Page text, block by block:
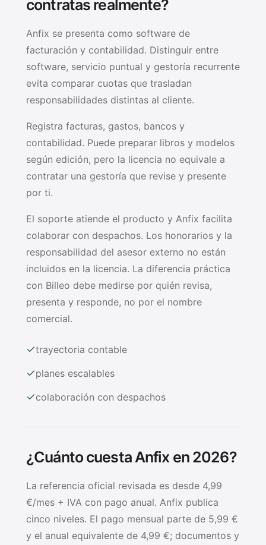
contratas realmente?
Anfix se presenta como software de
facturación y contabilidad. Distinguir entre
software, servicio puntual y gestoría recurrente
evita comparar cuotas que trasladan
responsabilidades distintas al cliente.
Registra facturas, gastos, bancos y
contabilidad. Puede preparar libros y modelos
según edición, pero la licencia no equivale a
contratar una gestoría que revise y presente
por ti.
El soporte atiende el producto y Anfix facilita
colaborar con despachos. Los honorarios y la
responsabilidad del asesor externo no están
incluidos en la licencia. La diferencia práctica
con Billeo debe medirse por quién revisa,
presenta y responde, no por el nombre
comercial.
trayectoria contable
planes escalables
colaboración con despachos
¿Cuánto cuesta Anfix en 2026?
La referencia oficial revisada es desde 4,99
€/mes + IVA con pago anual. Anfix publica
cinco niveles. El pago mensual parte de 5,99 €
y el anual equivalente de 4,99 €; documentos y